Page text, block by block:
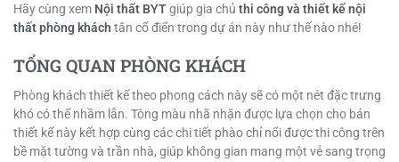
Hãy cùng xem Nội thất BYTgiúp gia chủ thi công và thiết kế nội
thất phòng khách tân cổ điển trong dự án này như thế nào nhé!
TỔNG QUAN PHÒNG KHÁCH
Phòng khách thiết kế theo phong cách này sẽ có một nét đặc trưng
khó có thể nhầm lẫn. Tông màu nhã nhặn được lựa chọn cho bản
thiết kế này kết hợp cùng các chi tiết phào chỉ nổi được thi công trên
bề mặt tường và trần nhà, giúp không gian mang một vẻ sang trọng